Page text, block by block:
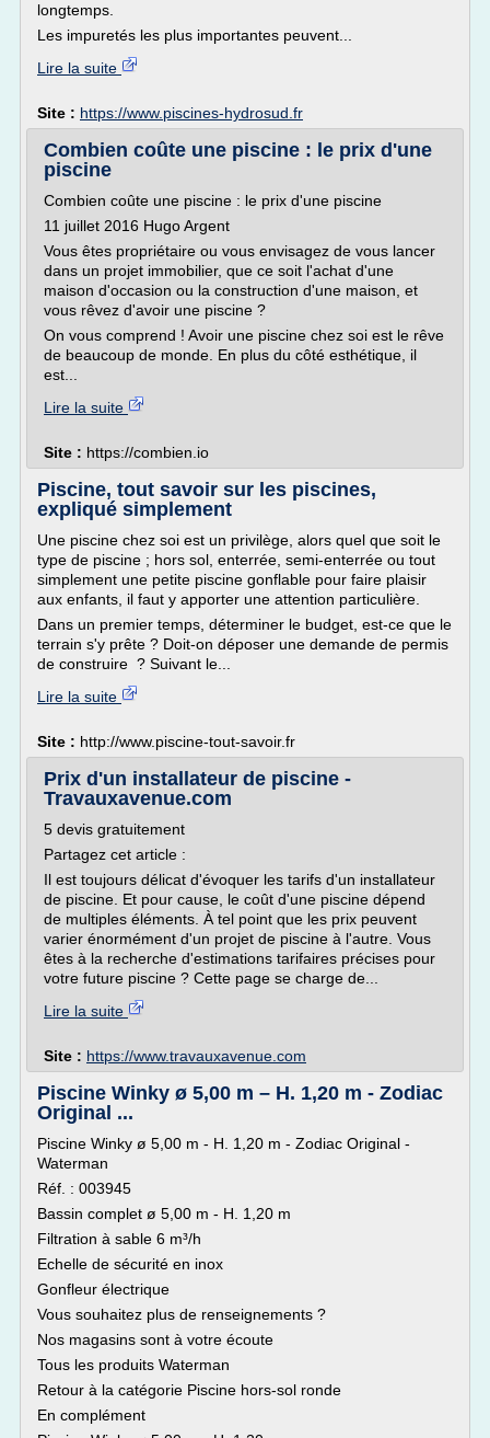
longtemps.
Les impuretés les plus importantes peuvent...
Lire la suite
Site : https://www.piscines-hydrosud.fr
Combien coûte une piscine : le prix d'une
piscine
Combien coûte une piscine : le prix d'une piscine
11 juillet 2016 Hugo Argent
Vous êtes propriétaire ou vous envisagez de vous lancer
dans un projet immobilier, que ce soit l'achat d'une
maison d'occasion ou la construction d'une maison, et
vous rêvez d'avoir une piscine ?
On vous comprend ! Avoir une piscine chez soi est le rêve
de beaucoup de monde. En plus du côté esthétique, il
est...
Lire la suite
Site : https://combien.io
Piscine, tout savoir sur les piscines,
expliqué simplement
Une piscine chez soi est un privilège, alors quel que soit le
type de piscine ; hors sol, enterrée, semi-enterrée ou tout
simplement une petite piscine gonflable pour faire plaisir
aux enfants, il faut y apporter une attention particulière.
Dans un premier temps, déterminer le budget, est-ce que le
terrain s'y prête ? Doit-on déposer une demande de permis
de construire ? Suivant le...
Lire la suite
Site : http://www.piscine-tout-savoir.fr
Prix d'un installateur de piscine -
Travauxavenue.com
5 devis gratuitement
Partagez cet article :
Il est toujours délicat d'évoquer les tarifs d'un installateur
de piscine. Et pour cause, le coût d'une piscine dépend
de multiples éléments. À tel point que les prix peuvent
varier énormément d'un projet de piscine à l'autre. Vous
êtes à la recherche d'estimations tarifaires précises pour
votre future piscine ? Cette page se charge de...
Lire la suite
Site : https://www.travauxavenue.com
Piscine Winky ø 5,00 m – H. 1,20 m - Zodiac
Original ...
Piscine Winky ø 5,00 m - H. 1,20 m - Zodiac Original -
Waterman
Réf. : 003945
Bassin complet ø 5,00 m - H. 1,20 m
Filtration à sable 6 m³/h
Echelle de sécurité en inox
Gonfleur électrique
Vous souhaitez plus de renseignements ?
Nos magasins sont à votre écoute
Tous les produits Waterman
Retour à la catégorie Piscine hors-sol ronde
En complément